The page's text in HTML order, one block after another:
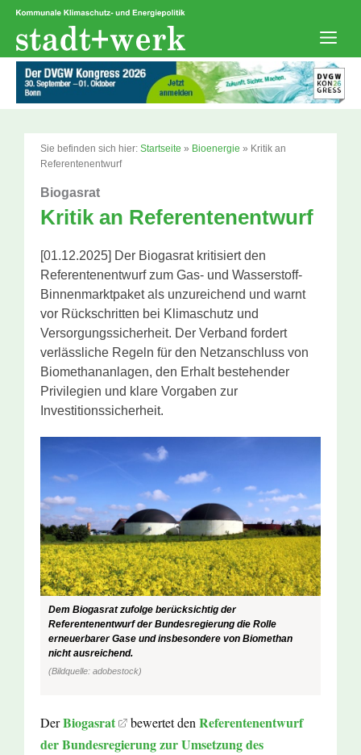
Zum
springen
Sie befinden sich hier: Startseite » Bioenergie » Kritik an
Referentenentwurf
Biogasrat
Kritik an Referentenentwurf
[01.12.2025] Der Biogasrat kritisiert den
Referentenentwurf zum Gas- und Wasserstoff-
Binnenmarktpaket als unzureichend und warnt
vor Rückschritten bei Klimaschutz und
Versorgungssicherheit. Der Verband fordert
verlässliche Regeln für den Netzanschluss von
Biomethananlagen, den Erhalt bestehender
Privilegien und klare Vorgaben zur
Investitionssicherheit.
Dem Biogasrat zufolge berücksichtig der
Referentenentwurf der Bundesregierung die Rolle
erneuerbarer Gase und insbesondere von Biomethan
nicht ausreichend.
(Bildquelle: adobestock)
DerBiogasrat bewertet denReferentenentwurf
der Bundesregierung zur Umsetzung des